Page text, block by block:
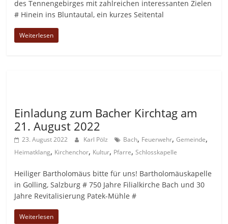
des Tennengebirges mit zahlreichen interessanten Zielen
# Hinein ins Bluntautal, ein kurzes Seitental
Weiterlesen
Einladung zum Bacher Kirchtag am
21. August 2022
23. August 2022 Karl Pölz Bach, Feuerwehr,Gemeinde,
Heimatklang, Kirchenchor, Kultur, Pfarre,Schlosskapelle
Heiliger Bartholomäus bitte für uns! Bartholomäuskapelle
in Golling, Salzburg # 750 Jahre Filialkirche Bach und 30
Jahre Revitalisierung Patek-Mühle #
Weiterlesen